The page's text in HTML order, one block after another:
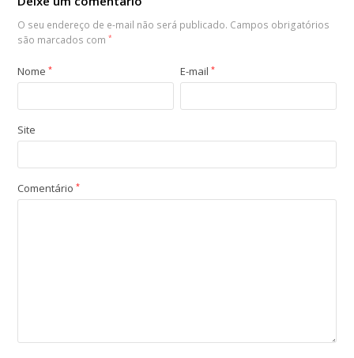
O seu endereço de e-mail não será publicado. Campos obrigatórios
são marcados com*
Nome* E-mail*
Site
Comentário*